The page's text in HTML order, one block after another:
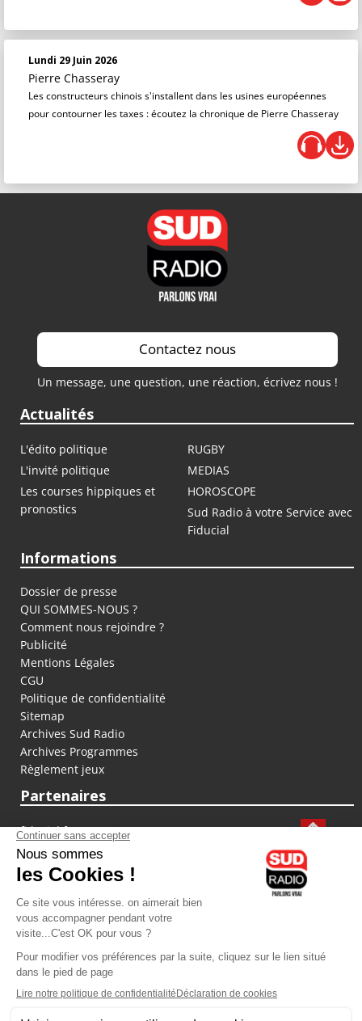
Lundi 29 Juin 2026
Pierre Chasseray
Les constructeurs chinois s'installent dans les usines européennes
pour contourner les taxes : écoutez la chronique de Pierre Chasseray
Contactez nous
Un message, une question, une réaction, écrivez nous !
Actualités
L'édito politique
RUGBY
L'invité politique
MEDIAS
Les courses hippiques et
pronostics
HOROSCOPE
Sud Radio à votre Service avec
Fiducial
Informations
Dossier de presse
QUI SOMMES-NOUS ?
Comment nous rejoindre ?
Publicité
Mentions Légales
CGU
Politique de confidentialité
Sitemap
Archives Sud Radio
Archives Programmes
Règlement jeux
Partenaires
fiducial.fr
lyoncapitale.fr
olympique-et-lyonnais.com
L'application Iphone / Android
Téléchargez l'application
Les cookies